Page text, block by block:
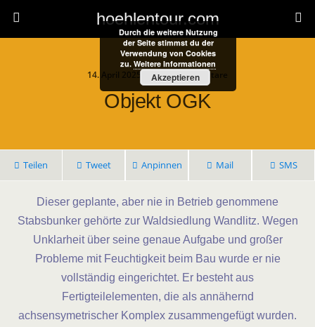
hoehlentour.com
14. April 2025 • Keine Kommentare
Objekt OGK
Teilen Tweet Anpinnen Mail SMS
Dieser geplante, aber nie in Betrieb genommene
Stabsbunker gehörte zur Waldsiedlung Wandlitz. Wegen
Unklarheit über seine genaue Aufgabe und großer
Probleme mit Feuchtigkeit beim Bau wurde er nie
vollständig eingerichtet. Er besteht aus
Fertigteilelementen, die als annähernd
achsensymetrischer Komplex zusammengefügt wurden.
Durch die weitere Nutzung
der Seite stimmst du der
Verwendung von Cookies
zu. Weitere Informationen
Akzeptieren